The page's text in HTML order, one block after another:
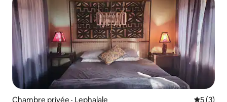
Chambre privée · Lephalale Note
5 (3)